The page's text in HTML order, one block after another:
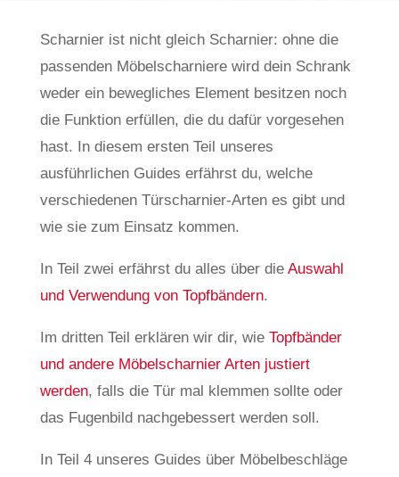
Scharnier ist nicht gleich Scharnier: ohne die
passenden Möbelscharniere wird dein Schrank
weder ein bewegliches Element besitzen noch
die Funktion erfüllen, die du dafür vorgesehen
hast. In diesem ersten Teil unseres
ausführlichen Guides erfährst du, welche
verschiedenen Türscharnier-Arten es gibt und
wie sie zum Einsatz kommen.
In Teil zwei erfährst du alles über die Auswahl
und Verwendung von Topfbändern.
Im dritten Teil erklären wir dir, wie Topfbänder
und andere Möbelscharnier Arten justiert
werden, falls die Tür mal klemmen sollte oder
das Fugenbild nachgebessert werden soll.
In Teil 4 unseres Guides über Möbelbeschläge